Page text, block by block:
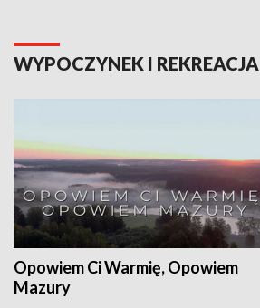
WYPOCZYNEK I REKREACJA
Opowiem Ci Warmię, Opowiem
Mazury